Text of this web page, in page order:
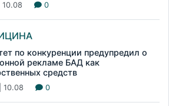
10.08 0
по конкуренции предупредил о
рекламе БАД как
средств
10.08 0